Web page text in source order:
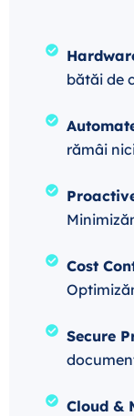
bătăi de
rămâi
Cost
Secure
Cloud &